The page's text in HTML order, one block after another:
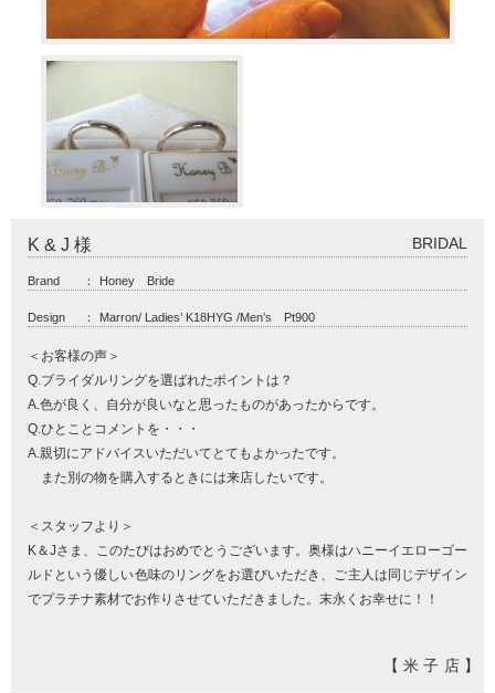
K & J 様 BRIDAL
Brand ： Honey Bride
Design ： Marron/ Ladies’ K18HYG /Men’s Pt900
＜お客様の声＞
Q.ブライダルリングを選ばれたポイントは？
A.色が良く、自分が良いなと思ったものがあったからです。
Q.ひとことコメントを・・・
A.親切にアドバイスいただいてとてもよかったです。
また別の物を購入するときには来店したいです。
＜スタッフより＞
K＆Jさま、このたびはおめでとうございます。奥様はハニーイエローゴー
ルドという優しい色味のリングをお選びいただき、ご主人は同じデザイン
でプラチナ素材でお作りさせていただきました。末永くお幸せに！！
【米子店】